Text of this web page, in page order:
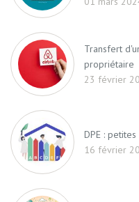
Transfert
propriétaire
23 février
DPE :
16 février